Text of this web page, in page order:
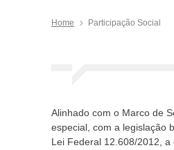
Home Participação Social
Alinhado com o Marco de
especial, com a legislação
Lei Federal 12.608/2012, a